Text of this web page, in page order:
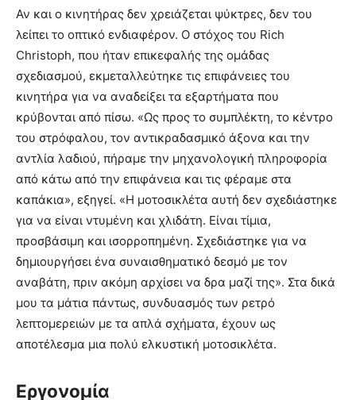
Αν και ο κινητήρας δεν χρειάζεται ψύκτρες, δεν του
λείπει το οπτικό ενδιαφέρον. Ο στόχος του Rich
Christoph, που ήταν επικεφαλής της ομάδας
σχεδιασμού, εκμεταλλεύτηκε τις επιφάνειες του
κινητήρα για να αναδείξει τα εξαρτήματα που
κρύβονται από πίσω. «Ως προς το συμπλέκτη, το κέντρο
του στρόφαλου, τον αντικραδασμικό άξονα και την
αντλία λαδιού, πήραμε την μηχανολογική πληροφορία
από κάτω από την επιφάνεια και τις φέραμε στα
καπάκια», εξηγεί. «Η μοτοσικλέτα αυτή δεν σχεδιάστηκε
για να είναι ντυμένη και χλιδάτη. Είναι τίμια,
προσβάσιμη και ισορροπημένη. Σχεδιάστηκε για να
δημιουργήσει ένα συναισθηματικό δεσμό με τον
αναβάτη, πριν ακόμη αρχίσει να δρα μαζί της». Στα δικά
μου τα μάτια πάντως, συνδυασμός των ρετρό
λεπτομερειών με τα απλά σχήματα, έχουν ως
αποτέλεσμα μια πολύ ελκυστική μοτοσικλέτα.
Eργονομία